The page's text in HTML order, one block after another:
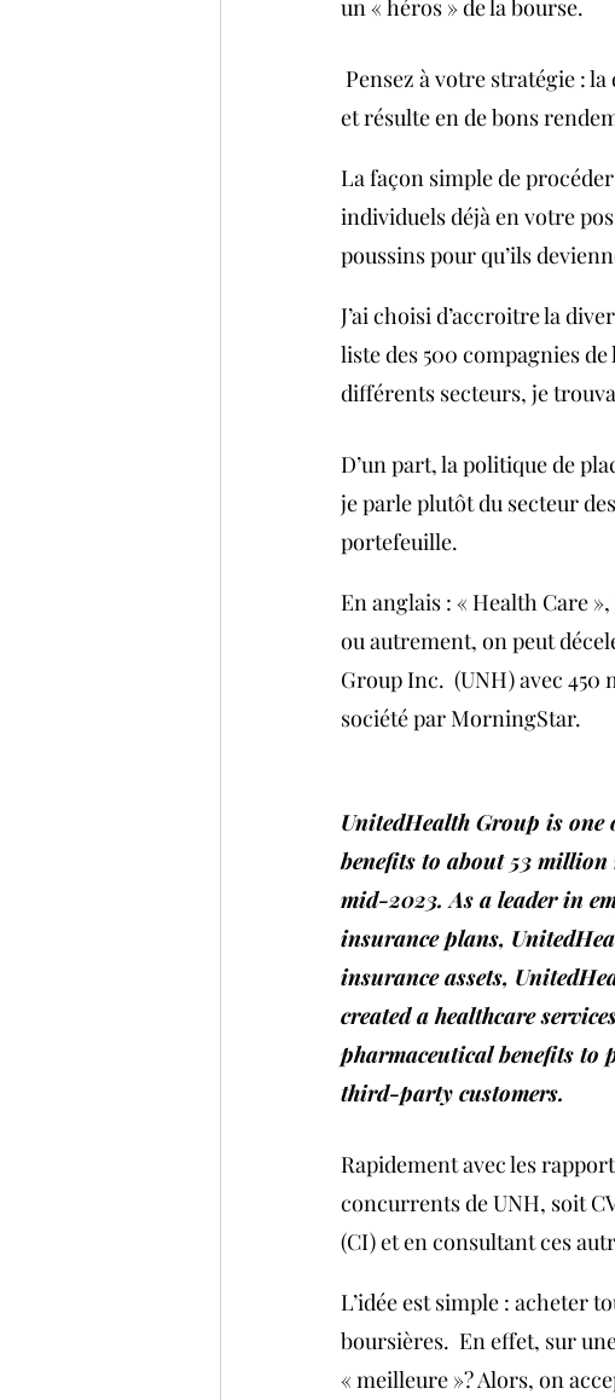
un « héros » de la bourse.
Pensez à votre stratégie :
et résulte en de bons
La façon simple de
individuels déjà en votre
poussins pour qu’ils
J’ai choisi d’accroitre la
liste des 500 compagnies
différents secteurs, je
D’un part, la politique de
je parle plutôt du secteur
portefeuille.
En anglais : « Health Care
ou autrement, on peut
Group Inc.  (UNH) avec
société par MorningStar.
UnitedHealth Group is
benefits to about 53
mid-2023. As a leader in
insurance plans,
insurance assets,
created a healthcare
pharmaceutical benefits
third-party customers.
Rapidement avec les
concurrents de UNH, soit
(CI) et en consultant ces
L’idée est simple : acheter
boursières.  En effet, sur
« meilleure »? Alors, on